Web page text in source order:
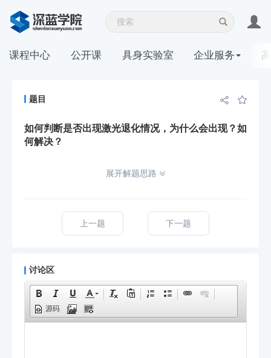
课程中心 公开课 具身实验室 企业服务
题目
如何判断是否出现激光退化情况，为什么会出现？如
何解决？
展开解题思路
上一题 下一题
讨论区
源码